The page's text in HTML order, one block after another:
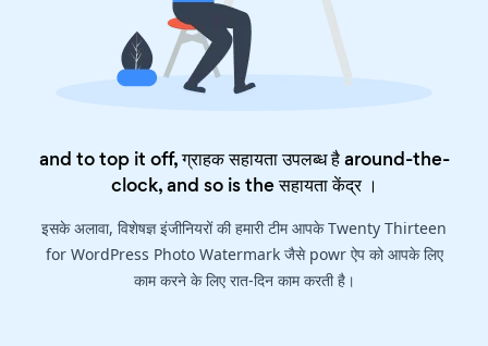
and to top it off, ग्राहक सहायता उपलब्ध है around-the-
clock, and so is theसहायता केंद्र।
इसके अलावा, विशेषज्ञ इंजीनियरों की हमारी टीम आपके Twenty Thirteen
for WordPress Photo Watermark जैसे powr ऐप को आपके लिए
काम करने के लिए रात-दिन काम करती है।